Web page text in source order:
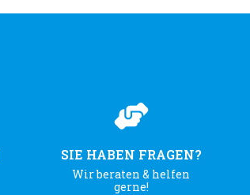
SIE HABEN FRAGEN?
Wir beraten & helfen
gerne!